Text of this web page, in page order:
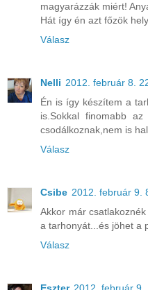
magyarázzák miért!
Hát így én azt főzök
Válasz
Nelli 2012. február 8.
Én is így készítem a
is.Sokkal finomabb
csodálkoznak,nem is
Válasz
Csibe 2012. február 9.
Akkor már
a tarhonyát...és jöhet a
Válasz